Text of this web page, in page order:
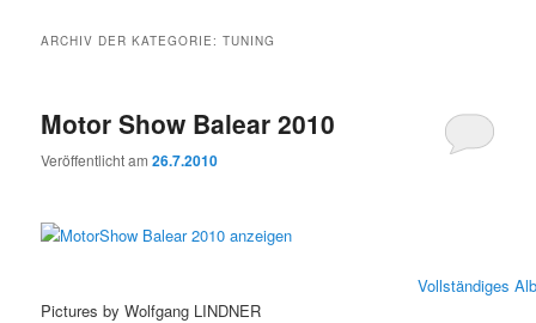
ARCHIV DER KATEGORIE:TUNING
Motor Show Balear 2010
Veröffentlicht am26.7.2010
Vollständiges
Pictures by Wolfgang LINDNER